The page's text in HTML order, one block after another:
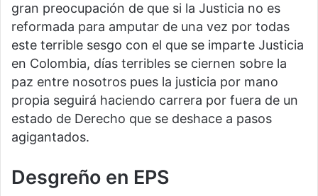
gran preocupación de que si la Justicia no es
reformada para amputar de una vez por todas
este terrible sesgo con el que se imparte Justicia
en Colombia, días terribles se ciernen sobre la
paz entre nosotros pues la justicia por mano
propia seguirá haciendo carrera por fuera de un
estado de Derecho que se deshace a pasos
agigantados.
Desgreño en EPS